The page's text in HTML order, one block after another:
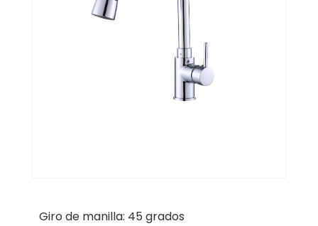
Giro de manilla: 45 grados